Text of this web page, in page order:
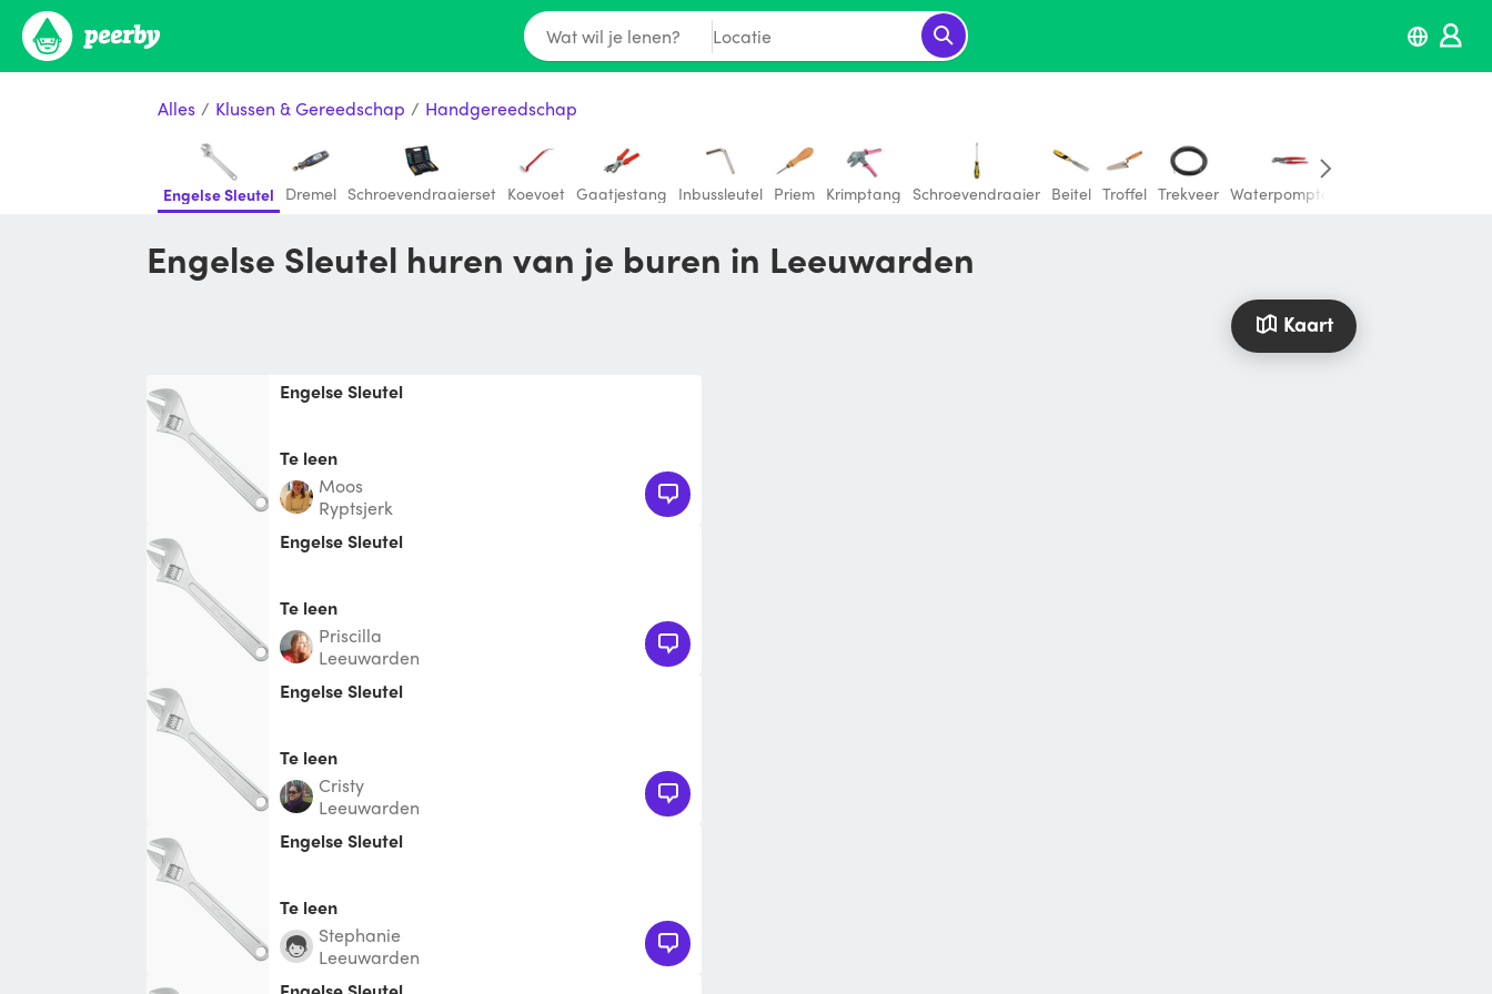
Wat wil je lenen? Locatie
Alles / Klussen & Gereedschap / Handgereedschap
Engelse Sleutel Dremel Schroevendraaierset Koevoet Gaatjestang Inbussleutel Priem Krimptang Schroevendraaier Beitel Troffel Trekveer Waterpomptang
Engelse Sleutel huren van je buren in Leeuwarden
Kaart
Engelse Sleutel
Te leen
Moos
Ryptsjerk
Engelse Sleutel
Te leen
Priscilla
Leeuwarden
Engelse Sleutel
Te leen
Cristy
Leeuwarden
Engelse Sleutel
Te leen
Stephanie
Leeuwarden